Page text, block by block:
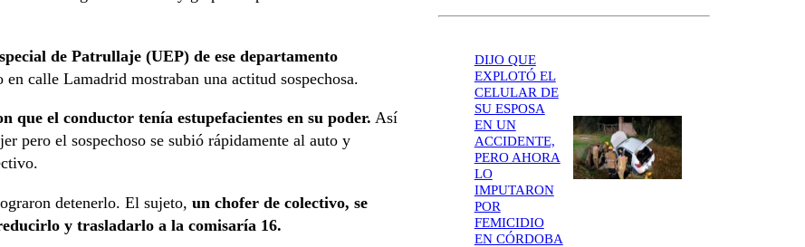
de Patrullaje (UEP) de ese departamento
calle Lamadrid mostraban una actitud sospechosa.
el conductor tenía estupefacientes en su poder. Así
pero el sospechoso se subió rápidamente al auto y
detenerlo. El sujeto, un chofer de colectivo, se
y trasladarlo a la comisaría 16.
DIJO QUE
EXPLOTÓ EL
CELULAR DE
SU ESPOSA
EN UN
ACCIDENTE,
PERO AHORA
LO
IMPUTARON
POR
FEMICIDIO
EN CÓRDOBA